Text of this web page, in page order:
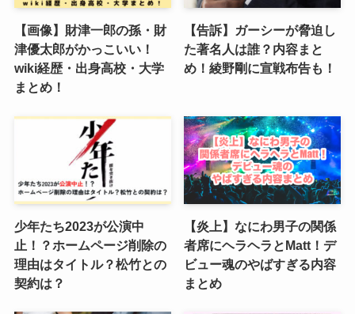
【画像】財津一郎の孫・財
津優太郎がかっこいい！
wiki経歴・出身高校・大学
まとめ！
【告訴】ガーシーが脅迫し
た著名人は誰？内容まと
め！綾野剛に宣戦布告も！
少年たち2023が公演中
止！？ホームページ削除の
理由はタイトル？松竹との
契約は？
【炎上】なにわ男子の関係
者席にヘラヘラとMatt！デ
ビュー魂のやばすぎる内容
まとめ